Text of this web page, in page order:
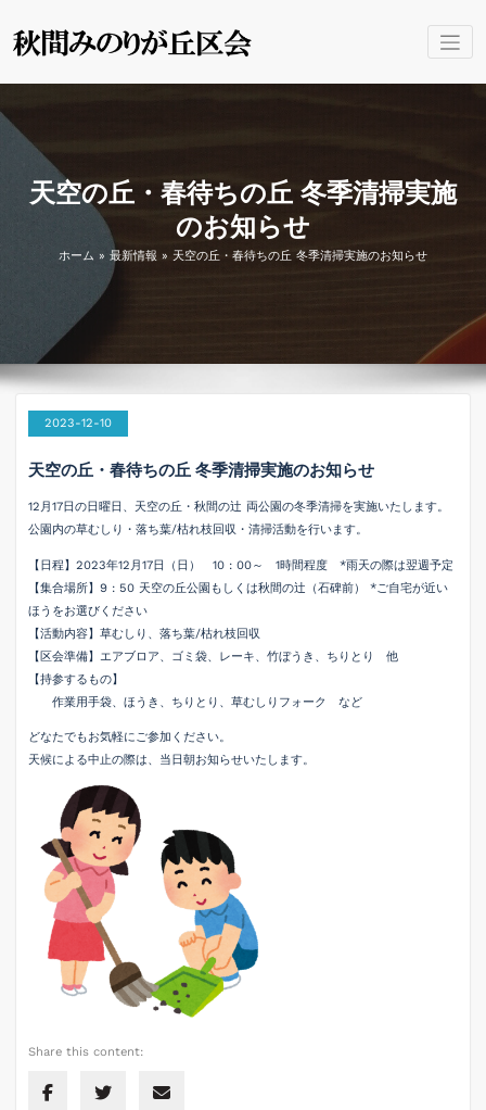
ン
秋間みのり
群馬県安中市 秋間みのり
天空の丘・春待ちの丘 冬季清掃実施
のお知らせ
ホーム » 最新情報 » 天空の丘・春待ちの丘 冬季清掃実施のお知らせ
2023-12-10
天空の丘・春待ちの丘 冬季清掃実施のお知らせ
12月17日の日曜日、天空の丘・秋間の辻 両公園の冬季清掃を実施いたします。
公園内の草むしり・落ち葉/枯れ枝回収・清掃活動を行います。
【日程】2023年12月17日（日） 10 : 00～ 1時間程度 *雨天の際は翌週予定
【集合場所】9 : 50 天空の丘公園もしくは秋間の辻（石碑前） *ご自宅が近い
ほうをお選びください
【活動内容】草むしり、落ち葉/枯れ枝回収
【区会準備】エアブロア、ゴミ袋、レーキ、竹ぼうき、ちりとり 他
【持参するもの】
作業用手袋、ほうき、ちりとり、草むしりフォーク など
どなたでもお気軽にご参加ください。
天候による中止の際は、当日朝お知らせいたします。
Share this content: